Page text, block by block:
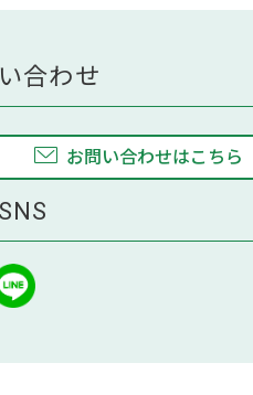
合わせ
お問い合わせはこちら